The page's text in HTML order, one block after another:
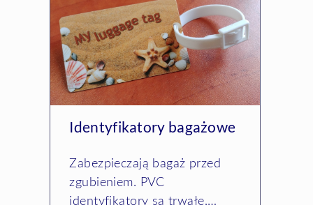
Identyfikatory bagażowe
Zabezpieczają bagaż przed
zgubieniem. PVC
identyfikatory są trwałe,